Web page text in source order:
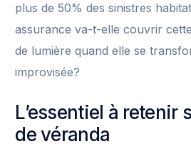
plus de 50% des sinistres
assurance va-t-elle couvrir
de lumière quand elle se
improvisée?
L’essentiel à retenir
de véranda